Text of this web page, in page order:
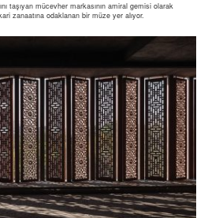
taşıyan mücevher markasının amiral gemisi olarak
zanaatına odaklanan bir müze yer alıyor.